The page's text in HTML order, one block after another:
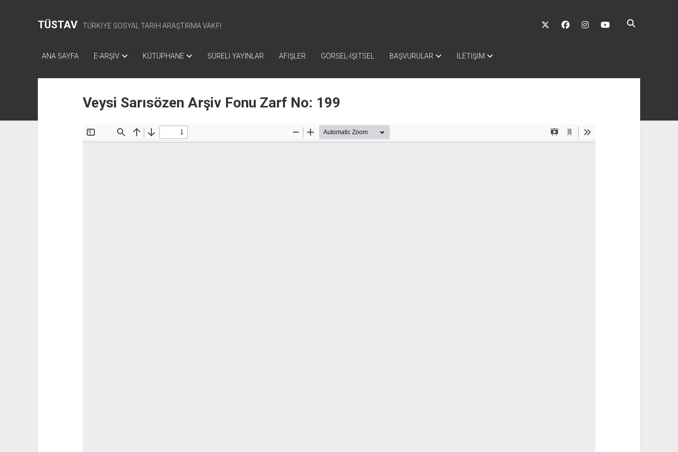
TÜSTAV TÜRKİYE SOSYAL TARİH ARAŞTIRMA VAKFI
twitter facebookinstagramyoutube
ANA SAYFA E-ARŞİV KÜTÜPHANE SÜRELİ YAYINLAR AFİŞLER GÖRSEL-İŞİTSEL BAŞVURULAR İLETİŞİM
Veysi Sarısözen Arşiv Fonu Zarf No: 199